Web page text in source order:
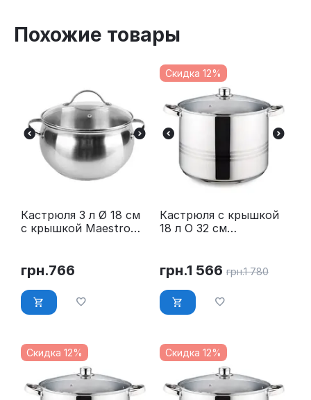
Похожие товары
Кастрюля 3 л Ø 18 см
с крышкой Maestro
грн.766
Скидка 12%
Кастрюля с крышкой
18 л O 32 см
грн.1 566 грн.1 780
Скидка 12% Скидка 12%